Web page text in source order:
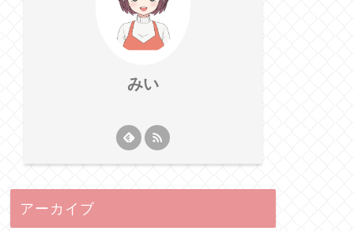
みい
アーカイブ